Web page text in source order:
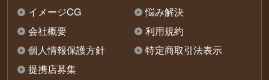
イメージCG
悩み解決
会社概要
利用規約
個人情報保護方針
特定商取引法表示
提携店募集